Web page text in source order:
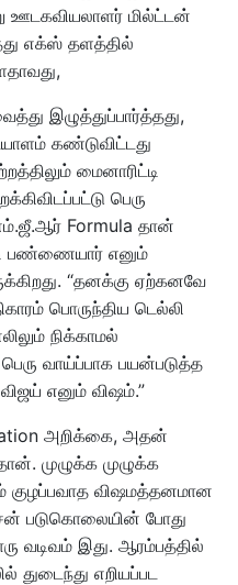
ஊடகவியலாளர் மில்ட்டன்
எக்ஸ் தளத்தில்
இழுத்துப்பார்த்தது,
கண்டுவிட்டது
மைனாரிட்டி
பெரு
Formula தான்
பண்ணையார் எனும்
“தனக்கு ஏற்கனவே
பொருந்திய டெல்லி
நிக்காமல்
வாய்ப்பாக பயன்படுத்த
எனும் விஷம்.”
அறிக்கை, அதன்
முழுக்க முழுக்க
குழப்பவாத விஷமத்தனமான
படுகொலையின் போது
வடிவம் இது. ஆரம்பத்தில்
துடைந்து எறியப்பட